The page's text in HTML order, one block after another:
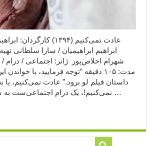
عادت نمی‌کنیم (۱۳۹۴)
ابراهیم ابراهیمیان / سارا سلطانی
شهرام اخلاص‌پور ژانر: اجتماعی / درام
مدت: ۱۰۵ دقیقه “توجه فرمایید،‌ با
داستان فیلم لو برود.” عادت نمی‌کنیم،
نمی‌کنیم!، یک درام اجتماعی‌ست به سبک ساخته‌های اصغر …